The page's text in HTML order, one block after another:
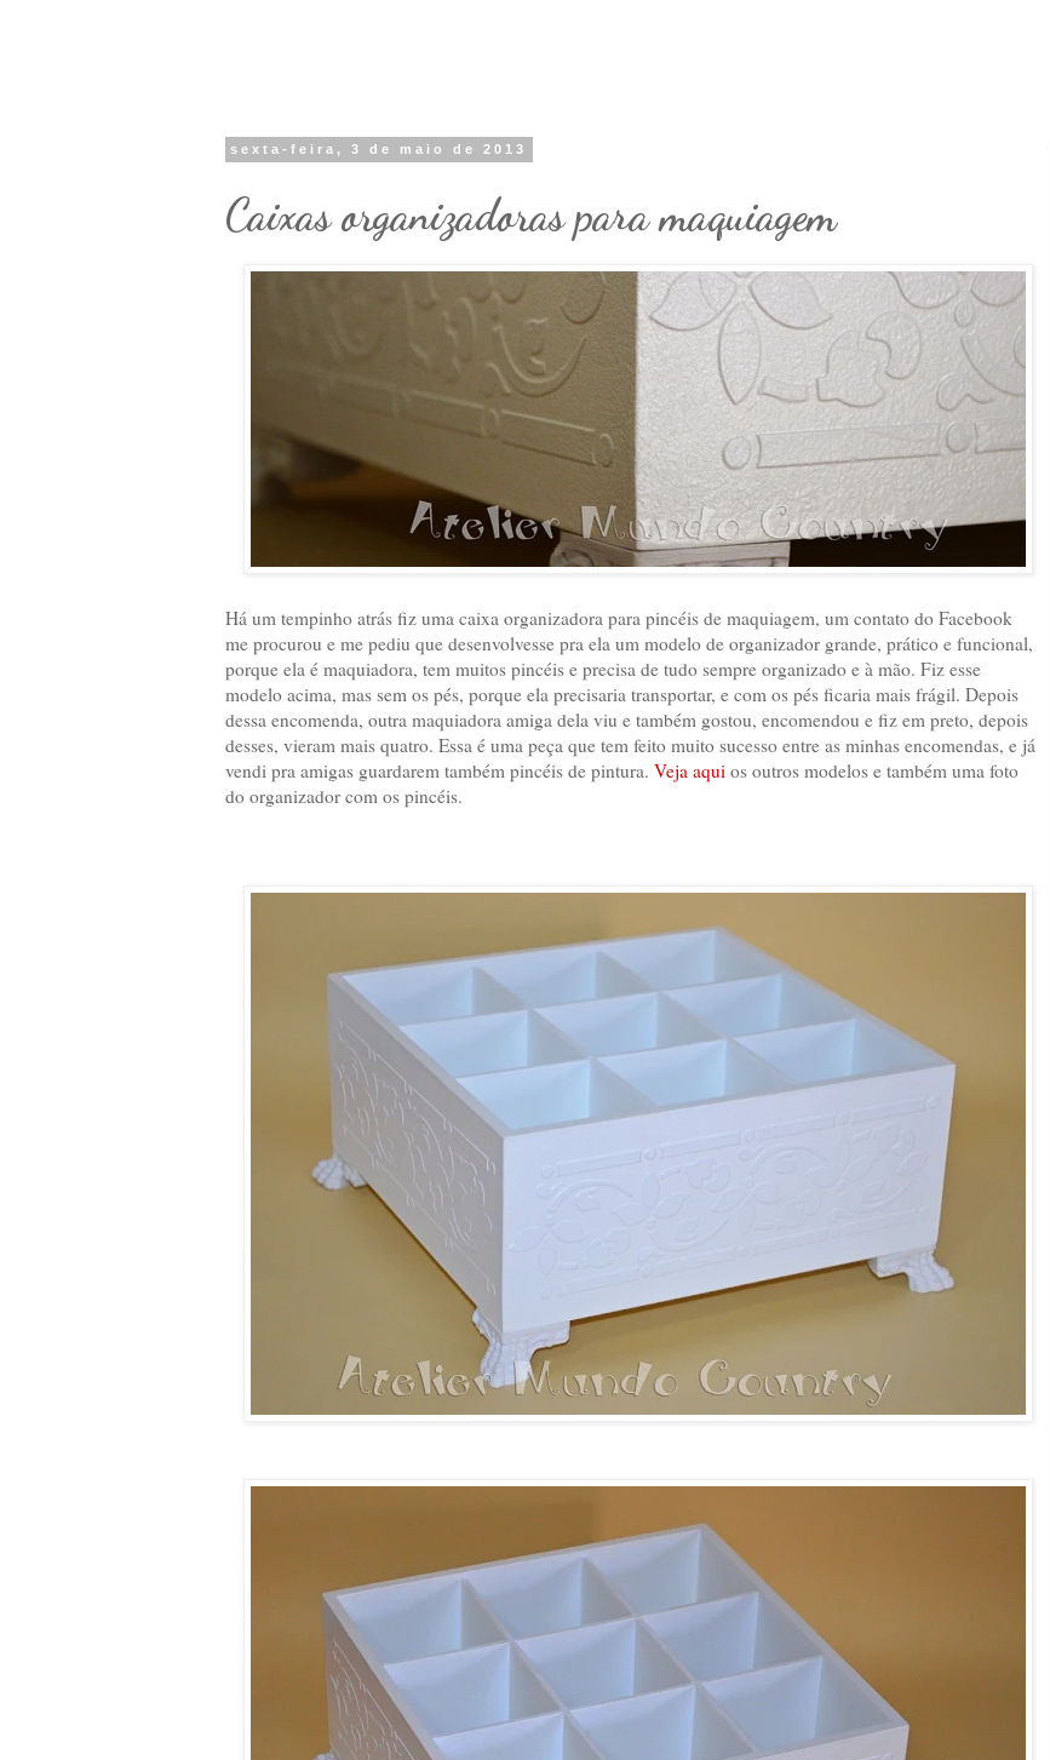
sexta-feira, 3 de maio de 2013
Caixas organizadoras para maquiagem
Há um tempinho atrás fiz uma caixa organizadora para pincéis de maquiagem, um contato do Facebook
me procurou e me pediu que desenvolvesse pra ela um modelo de organizador grande, prático e funcional,
porque ela é maquiadora, tem muitos pincéis e precisa de tudo sempre organizado e à mão. Fiz esse
modelo acima, mas sem os pés, porque ela precisaria transportar, e com os pés ficaria mais frágil. Depois
dessa encomenda, outra maquiadora amiga dela viu e também gostou, encomendou e fiz em preto, depois
desses, vieram mais quatro. Essa é uma peça que tem feito muito sucesso entre as minhas encomendas, e já
vendi pra amigas guardarem também pincéis de pintura. Veja aqui os outros modelos e também uma foto
do organizador com os pincéis.